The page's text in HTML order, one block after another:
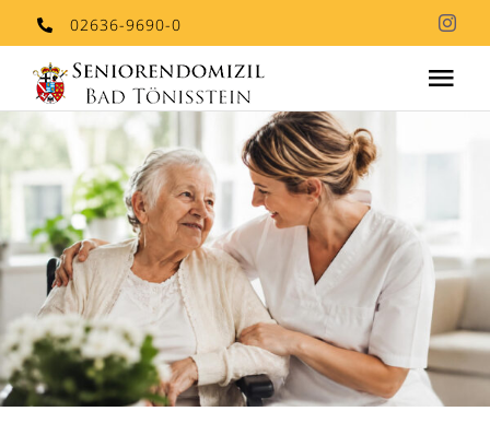
Skip
content
02636-9690-0
Aktuelles
Stationäre Pflege
Stellenangebote
Kontakt